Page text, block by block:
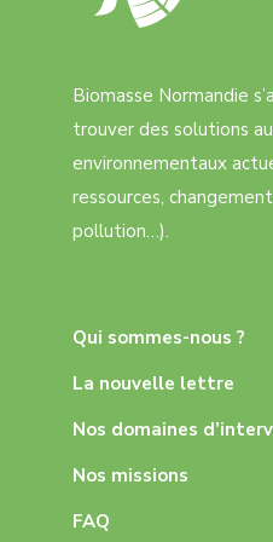
Biomasse Normandie
trouver des solutions
environnementaux
ressources,
pollution…).
Qui sommes-nous ?
La nouvelle lettre
Nos domaines
Nos missions
FAQ